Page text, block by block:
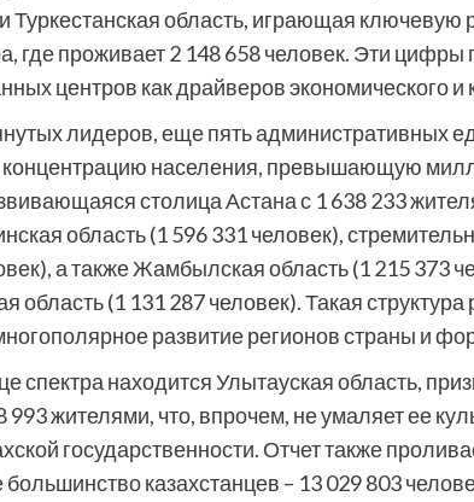
Туркестанская область, играющая ключевую
где проживает 2 148 658 человек. Эти
центров как драйверов экономического и
лидеров, еще пять административных
концентрацию населения, превышающую
столица Астана с 1 638 233
область (1 596 331 человек),
а также Жамбылская область (1 215 373
область (1 131 287 человек). Такая
развитие регионов страны и
спектра находится Улытауская область,
993 жителями, что, впрочем, не умаляет ее
государственности. Отчет также
казахстанцев – 13 029 803